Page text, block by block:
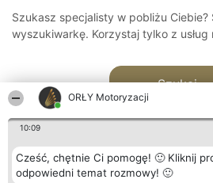
ORŁY Motoryzacji
10:09
Cześć, chętnie Ci pomogę! 🙂 Kliknij
odpowiedni temat rozmowy! 🙂
Szukasz specjalisty w pobliżu Ciebie?
wyszukiwarkę. Korzystaj tylko z usług
Szukaj